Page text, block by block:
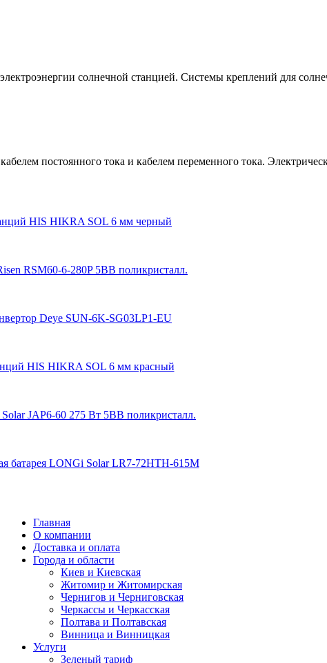
солнечной станцией. Системы креплений для
постоянного тока и кабелем переменного тока.
Главная
О компании
Доставка и оплата
Города и области
Киев и Киевская
Житомир и Житомирская
Чернигов и Черниговская
Черкассы и Черкасская
Полтава и Полтавская
Винница и Винницкая
Услуги
Зеленый тариф